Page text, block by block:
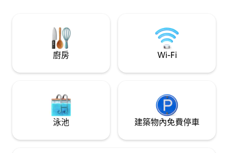
silenzio avvolge ogni momento,
invitando a rallentare e ritrovare il
proprio ritmo naturale.
廚房 Wi-Fi
泳池 建築物內免費停車